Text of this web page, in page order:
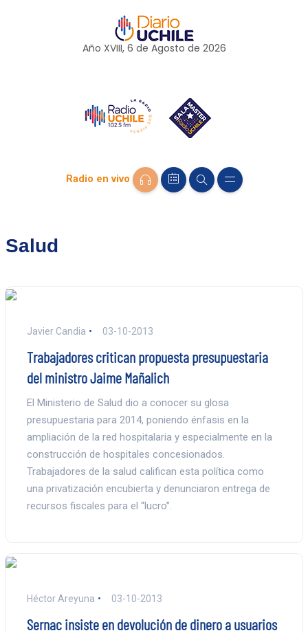
Año XVIII, 6 de Agosto de 2026
Radio en vivo
Salud
Javier Candia 03-10-2013
Trabajadores critican propuesta presupuestaria
del ministro Jaime Mañalich
El Ministerio de Salud dio a conocer su glosa
presupuestaria para 2014, poniendo énfasis en la
ampliación de la red hospitalaria y especialmente en la
construcción de hospitales concesionados.
Trabajadores de la salud califican esta política como
una privatización encubierta y denunciaron entrega de
recursos fiscales para el “lucro”.
Héctor Areyuna 03-10-2013
Sernac insiste en devolución de dinero a usuarios